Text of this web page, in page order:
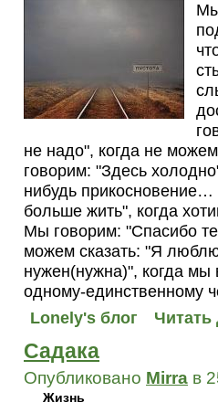
не надо", когда не
говорим: "Здесь
нибудь
больше жить", когда
Мы говорим: "Спасибо
можем сказать: "Я
нужен(нужна)", когда мы
одному-единственному
Lonely's блог
Читать
Садака
Опубликовано Mirra в
Жизнь